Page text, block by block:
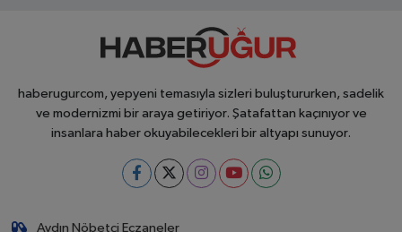
haberugurcom, yepyeni temasıyla sizleri buluştururken, sadelik
ve modernizmi bir araya getiriyor. Şatafattan kaçınıyor ve
insanlara haber okuyabilecekleri bir altyapı sunuyor.
Aydın Nöbetçi Eczaneler